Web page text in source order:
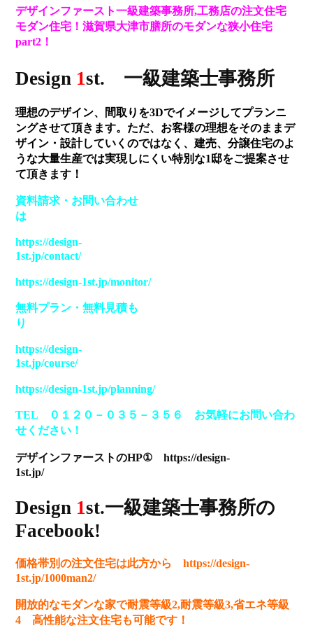
デザインファースト一級建築事務所,工務店の注文住宅
モダン住宅！滋賀県大津市膳所のモダンな狭小住宅
part2！
Design 1st. 一級建築士事務所
理想のデザイン、間取りを3Dでイメージしてプランニ
ングさせて頂きます。ただ、お客様の理想をそのままデ
ザイン・設計していくのではなく、建売、分譲住宅のよ
うな大量生産では実現しにくい特別な1邸をご提案させ
て頂きます！
資料請求・ お問い合わせ
は
https://design-
1st.jp/contact/
https://design-1st.jp/monitor/
無料プラン ・無料見積も
り
https://design-
1st.jp/course/
https://design-1st.jp/planning/
TEL ０１２０－０３５－３５６ お気軽にお問い合わ
せください！
デザインファーストのHP① https://design-
1st.jp/
Design 1st.一級建築士事務所の
Facebook!
価格帯別の注文住宅は此方からhttps://design-
1st.jp/1000man2/
開放的なモダンな家で耐震等級2,耐震等級3,省エネ等級
4 高性能な注文住宅も可能です！